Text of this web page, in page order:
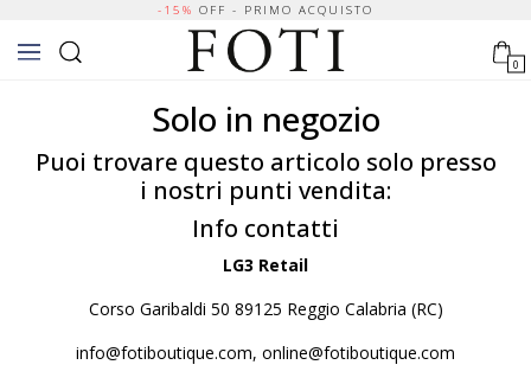
-15% OFF - PRIMO ACQUISTO
0
Solo in negozio
Puoi trovare questo articolo solo presso
i nostri punti vendita:
Info contatti
LG3 Retail
Corso Garibaldi 50 89125 Reggio Calabria (RC)
info@fotiboutique.com, online@fotiboutique.com